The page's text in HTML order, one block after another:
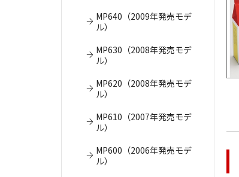
MP640（2009年発売モデ
ル）
MP630（2008年発売モデ
ル）
MP620（2008年発売モデ
ル）
MP610（2007年発売モデ
ル）
MP600（2006年発売モデ
ル）